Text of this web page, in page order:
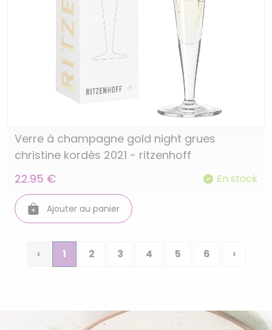
Verre à champagne gold night grues
christine kordès 2021 - ritzenhoff
22.95 €
En stock
Ajouter au panier
‹ 1 2 3 4 5 6 ›